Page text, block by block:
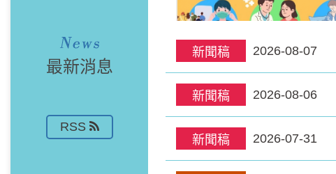
最新消息
RSS
新聞稿 2026-08-07
新聞稿 2026-08-06
新聞稿 2026-07-31